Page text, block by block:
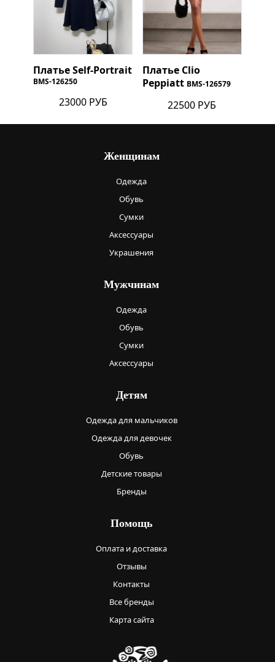
Платье Self-Portrait
BMS-126250
23000 РУБ
Платье Clio
Peppiatt BMS-126579
22500 РУБ
Женщинам
Одежда
Обувь
Сумки
Аксессуары
Украшения
Мужчинам
Одежда
Обувь
Сумки
Аксессуары
Детям
Одежда для мальчиков
Одежда для девочек
Обувь
Детские товары
Бренды
Помощь
Оплата и доставка
Отзывы
Контакты
Все бренды
Карта сайта